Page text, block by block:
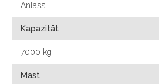
Anlass
Kapazität
7000 kg
Mast